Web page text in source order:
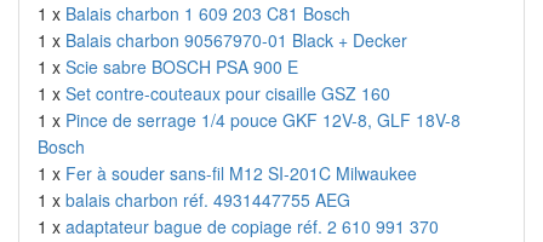
1 x Balais charbon 1 609 203 C81 Bosch
1 x Balais charbon 90567970-01 Black + Decker
1 x Scie sabre BOSCH PSA 900 E
1 x Set contre-couteaux pour cisaille GSZ 160
1 x Pince de serrage 1/4 pouce GKF 12V-8, GLF 18V-8
Bosch
1 x Fer à souder sans-fil M12 SI-201C Milwaukee
1 x balais charbon réf. 4931447755 AEG
1 x adaptateur bague de copiage réf. 2 610 991 370